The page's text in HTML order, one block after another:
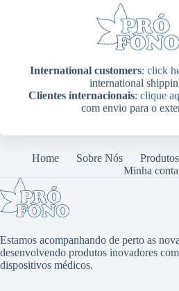
International customers: click
international
Clientes internacionais: clique
com envio para o
Home Sobre Nós Produtos
Minha conta
Estamos acompanhando de perto as
desenvolvendo produtos inovadores
dispositivos médicos.